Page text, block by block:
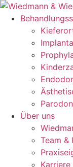
Zum
Inhalt
springen
Über uns
Team &
Karriere